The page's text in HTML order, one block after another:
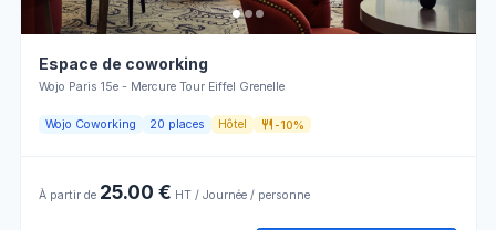
Espace de coworking
Wojo Paris 15e - Mercure Tour Eiffel Grenelle
Wojo Coworking 20 places Hôtel -10%
À partir de 25.00 € HT / Journée / personne